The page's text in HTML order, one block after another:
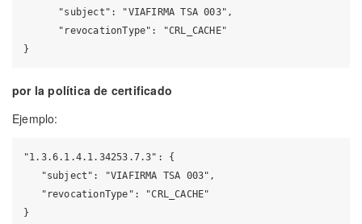
      "subject": "VIAFIRMA TSA 003",
      "revocationType": "CRL_CACHE"
por la política de certificado
Ejemplo:
"1.3.6.1.4.1.34253.7.3": {
   "subject": "VIAFIRMA TSA 003",
   "revocationType": "CRL_CACHE"